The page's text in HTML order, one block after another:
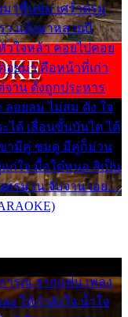
มาขื่นขม เศร้าตรม
า แล้งมาหลายปี
วใจหล้า คอยไปคอย
อยมา คือหน้าที่เก่า
จาน ดั่งถูกประหาร
ลอยลม ไม่สม ดัง ใจ
ได้ เลื่อนขั้นบันได ได้
ขามีคู่ ซมดู มีคู่ก็ม่วน
ก่ใจ มื้อใด๋หนอ สิเป็น
ทรมาน จับจาน เอย…
ารุณ จากแฟน เพลง
ง ให้กำลังใจ น้ำใจ